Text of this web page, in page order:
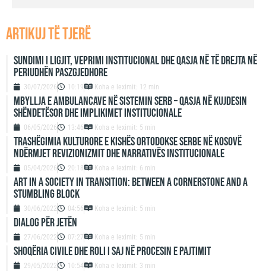
artikuj të tjerë
Sundimi i ligjit, veprimi institucional dhe qasja në të drejta në
periudhën paszgjedhore
30/07/2026 10:19 Koha e leximit: 12 min
Mbyllja e ambulancave në sistemin serb – qasja në kujdesin
shëndetësor dhe implikimet institucionale
06/05/2026 13:46 Koha e leximit: 5 min
Trashëgimia kulturore e Kishës Ortodokse Serbe në Kosovë
ndërmjet revizionizmit dhe narrativës institucionale
05/04/2026 20:18 Koha e leximit: 6 min
ART IN A SOCIETY IN TRANSITION: BETWEEN A CORNERSTONE AND A
STUMBLING BLOCK
30/06/2022 04:56 Koha e leximit: 5 min
DIALOG PËR JETËN
27/06/2022 07:27 Koha e leximit: 5 min
SHOQËRIA CIVILE DHE ROLI I SAJ NË PROCESIN E PAJTIMIT
29/05/2022 10:54 Koha e leximit: 3 min